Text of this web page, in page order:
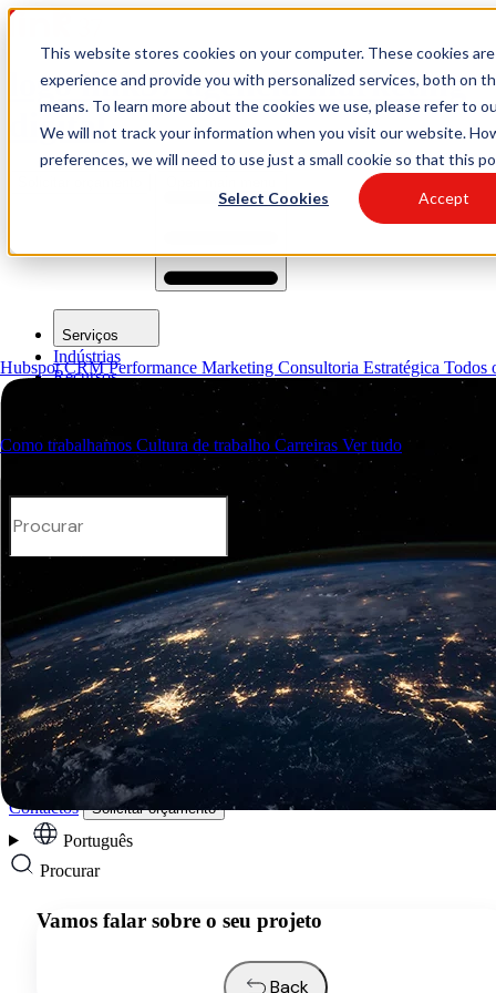
This website stores cookies on your computer. These cookies
experience and provide you with personalized services, both on
means. To learn more about the cookies we use, please refer to
We will not track your information when you visit our website.
preferences, we will need to use just a small cookie so that this
Select Cookies Accept
logo link37 agencia marketing
digital
Serviços
Hubspot CRMPerformance Marketing Consultoria Estratégica Todos
Indústrias
Recursos
Como trabalhamos Cultura de trabalho Carreiras Ver tudo
Serviços
Indústrias Recursos
Sobre Nós
Contactos
Solicitar orçamento
Português
Procurar
Vamos falar sobre o seu projeto
Back